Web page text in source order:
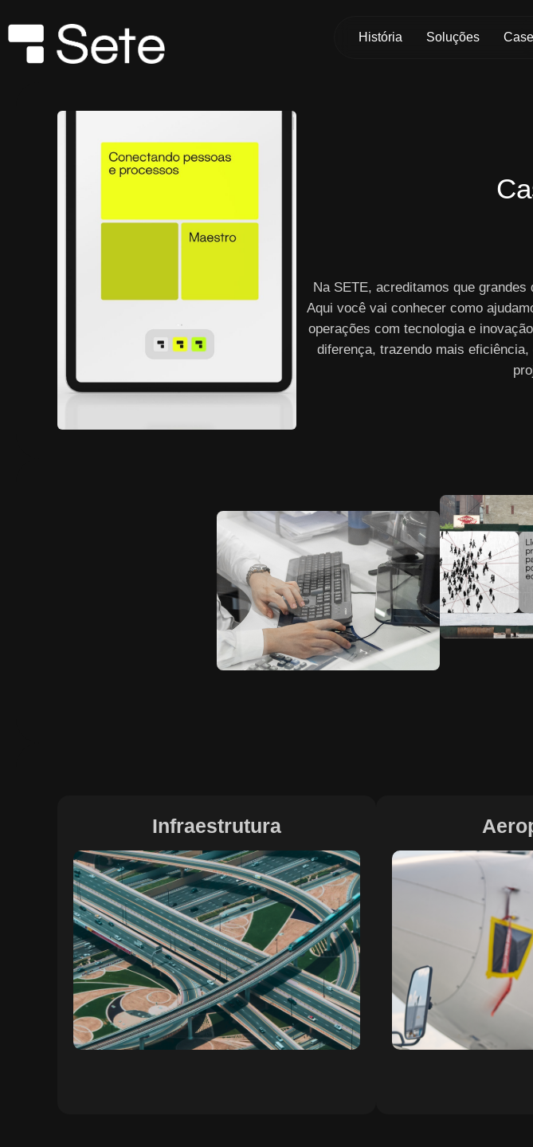
História Soluções
Na SETE, acreditamos que
Aqui você vai conhecer como
operações com tecnologia e
diferença, trazendo mais
Infraestrutura